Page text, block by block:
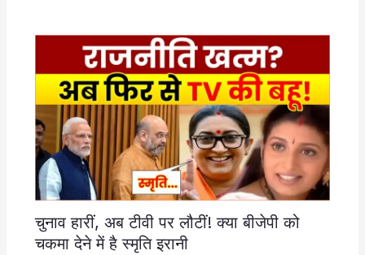
चुनाव हारीं, अब टीवी पर लौटीं! क्या बीजेपी को
चकमा देने में है स्मृति इरानी